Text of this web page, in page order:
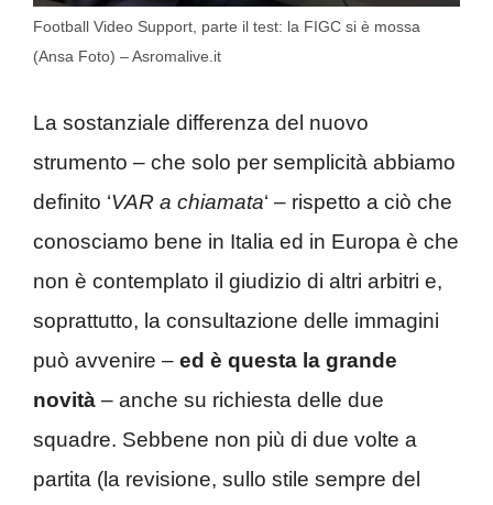
Football Video Support, parte il test: la FIGC si è mossa
(Ansa Foto) – Asromalive.it
La sostanziale differenza del nuovo
strumento – che solo per semplicità abbiamo
definito ‘VAR a chiamata‘ – rispetto a ciò che
conosciamo bene in Italia ed in Europa è che
non è contemplato il giudizio di altri arbitri e,
soprattutto, la consultazione delle immagini
può avvenire – ed è questa la grande
novità – anche su richiesta delle due
squadre. Sebbene non più di due volte a
partita (la revisione, sullo stile sempre del